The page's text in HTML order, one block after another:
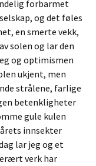
forbarmet
og det føles
en smerte vekk,
solen og lar den
og optimismen
ukjent, men
strålene, farlige
betenkligheter
gule kulen
innsekter
lar jeg og et
verk har